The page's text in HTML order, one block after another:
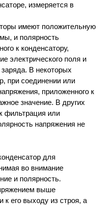
измеряется в
имеют положительную
и полярность
к конденсатору,
электрического поля и
заряда. В некоторых
при соединении или
приложенного к
значение. В других
фильтрация или
напряжения не
для
во внимание
и полярность.
выше
к его выходу из строя, а